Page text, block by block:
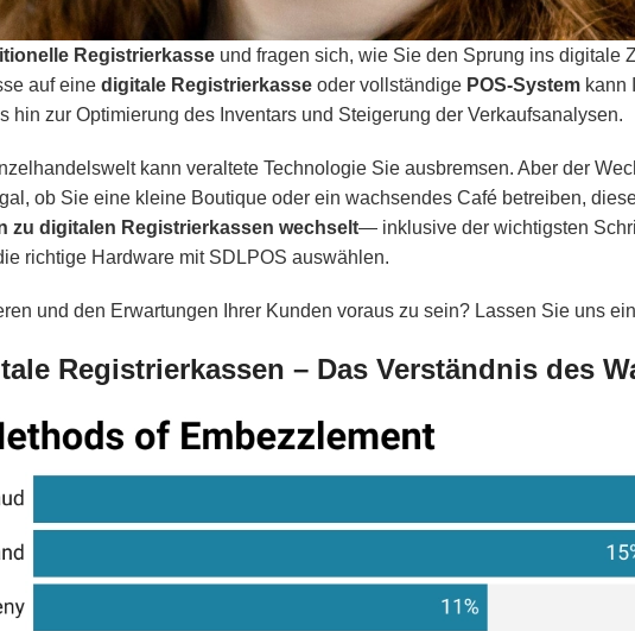
Registrierkasse und fragen sich, wie Sie den Sprung ins digitale
auf eine digitale Registrierkasse oder vollständige POS-System kann
hin zur Optimierung des Inventars und Steigerung der Verkaufsanalysen.
kann veraltete Technologie Sie ausbremsen. Aber der
ob Sie eine kleine Boutique oder ein wachsendes Café betreiben,
zu digitalen Registrierkassen wechselt— inklusive der wichtigsten
richtige Hardware mit SDLPOS auswählen.
und den Erwartungen Ihrer Kunden voraus zu sein? Lassen Sie uns
Registrierkassen – Das Verständnis des